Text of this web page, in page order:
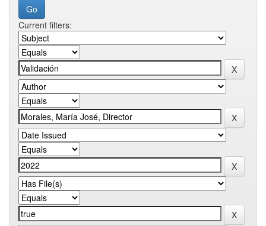
Current filters: